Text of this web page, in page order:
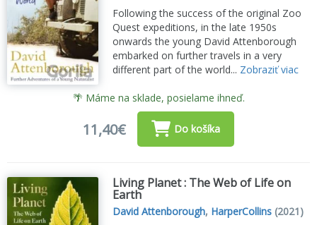
Following the success of the original Zoo
Quest expeditions, in the late 1950s
onwards the young David Attenborough
embarked on further travels in a very
different part of the world... Zobraziť viac
🌴 Máme na sklade, posielame ihneď.
11,40€ Do košíka
Living Planet : The Web of Life on
Earth
David Attenborough, HarperCollins (2021)